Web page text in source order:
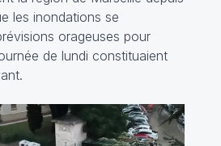
les inondations se
orageuses pour
de lundi constituaient